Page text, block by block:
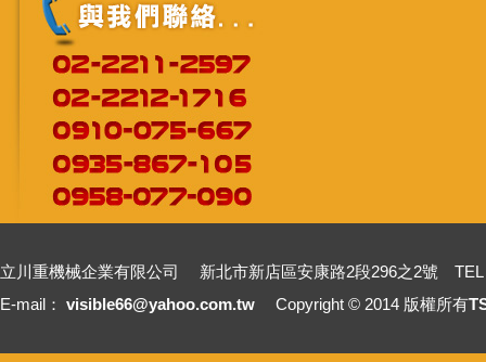
立川重機械企業有限公司 新北市新店區安康路2段296之2號 TEL
E-mail： visible66@yahoo.com.tw Copyright © 2014 版權所有